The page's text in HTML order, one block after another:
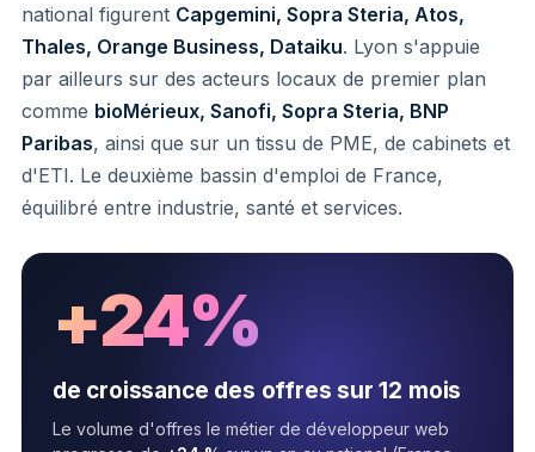
national figurent Capgemini, Sopra Steria, Atos,
Thales, Orange Business, Dataiku. Lyon s'appuie
par ailleurs sur des acteurs locaux de premier plan
comme bioMérieux, Sanofi, Sopra Steria, BNP
Paribas, ainsi que sur un tissu de PME, de cabinets et
d'ETI. Le deuxième bassin d'emploi de France,
équilibré entre industrie, santé et services.
+24%
de croissance des offres sur 12 mois
Le volume d'offres le métier de développeur web